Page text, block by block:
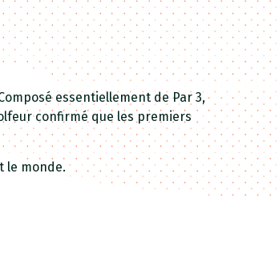
essentiellement de Par 3,
confirmé que les premiers
le monde.